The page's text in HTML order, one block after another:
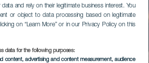
and rely on their legitimate business interest. You
or object to data processing based on legitimate
on “Learn More” or in our Privacy Policy on this
data for the following purposes:
content, advertising and content measurement, audience